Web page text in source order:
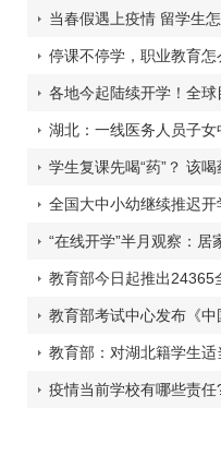
当春假遇上疫情 留学生
停课不停学，职业教育
各地今起陆续开学！全
湖北：一线医务人员子
学生复课先喝“药”？ 该
全国大中小幼继续推迟
“在线开学”半月观察：居
教育部今日起推出24365
教育部考试中心发布《
流程
教育部：对湖北籍学生
疫情当前学校有哪些责